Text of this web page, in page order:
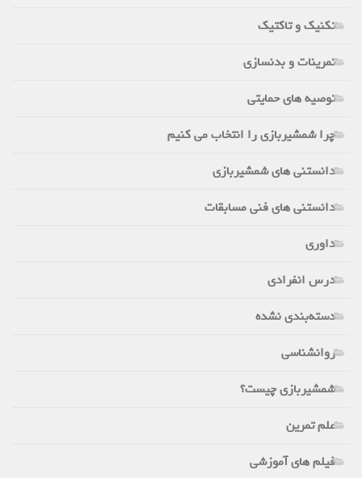
تکنیک و تاکتیک
تمرینات و بدنسازی
توصیه های حمایتی
چرا شمشیربازی را انتخاب می کنیم
دانستنی های شمشیربازی
دانستنی های فنی مسابقات
داوری
درس انفرادی
دسته‌بندی نشده
روانشناسی
شمشیربازی چیست؟
علم تمرین
فیلم های آموزشی